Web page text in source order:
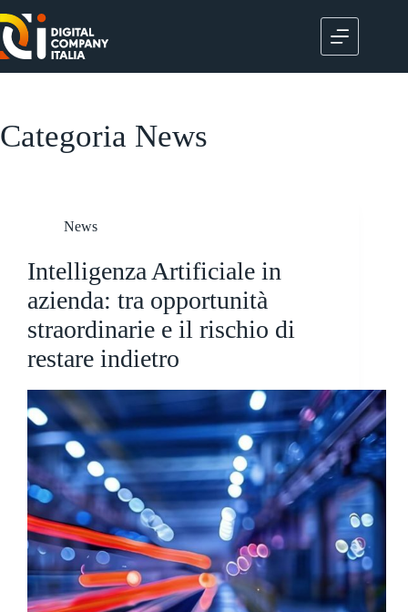
al
contenuto
Categoria News
News
Intelligenza Artificiale in
azienda: tra opportunità
straordinarie e il rischio di
restare indietro